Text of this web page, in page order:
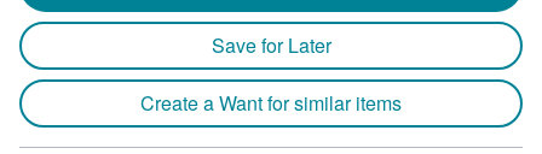
Save for Later
Create a Want for similar items